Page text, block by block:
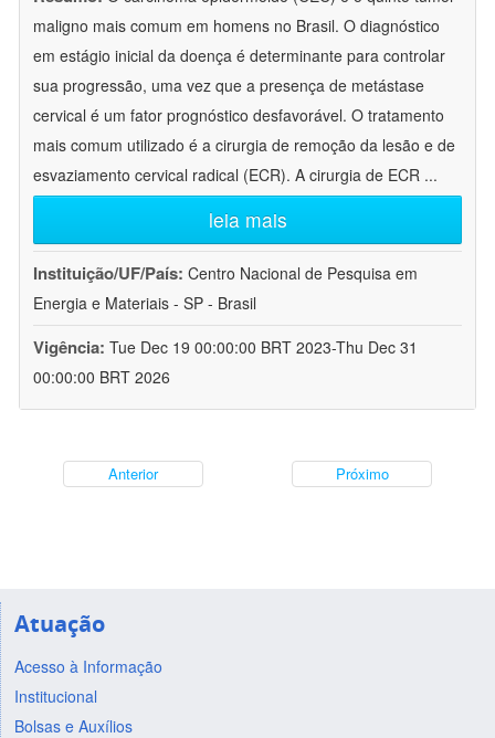
maligno mais comum em homens no Brasil. O diagnóstico
em estágio inicial da doença é determinante para controlar
sua progressão, uma vez que a presença de metástase
cervical é um fator prognóstico desfavorável. O tratamento
mais comum utilizado é a cirurgia de remoção da lesão e de
esvaziamento cervical radical (ECR). A cirurgia de ECR ...
leia mais
Instituição/UF/País: Centro Nacional de Pesquisa em
Energia e Materiais - SP - Brasil
Vigência: Tue Dec 19 00:00:00 BRT 2023-Thu Dec 31
00:00:00 BRT 2026
Anterior Próximo
Atuação
Acesso à Informação
Institucional
Bolsas e Auxílios